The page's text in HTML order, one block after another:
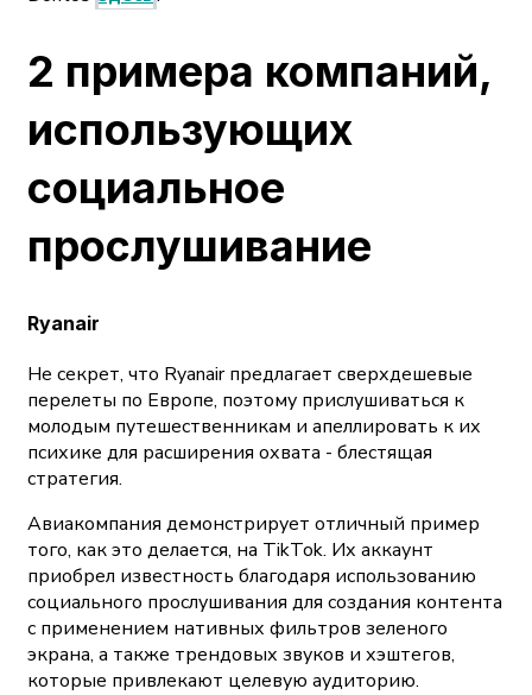
2 примера компаний,
использующих
социальное
прослушивание
Ryanair
Не секрет, что Ryanair предлагает сверхдешевые
перелеты по Европе, поэтому прислушиваться к
молодым путешественникам и апеллировать к их
психике для расширения охвата - блестящая
стратегия.
Авиакомпания демонстрирует отличный пример
того, как это делается, на TikTok. Их аккаунт
приобрел известность благодаря использованию
социального прослушивания для создания контента
с применением нативных фильтров зеленого
экрана, а также трендовых звуков и хэштегов,
которые привлекают целевую аудиторию.